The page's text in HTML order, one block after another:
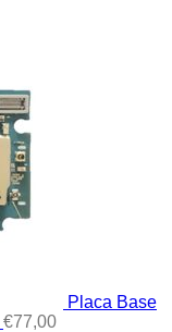
Placa Base
€77,00